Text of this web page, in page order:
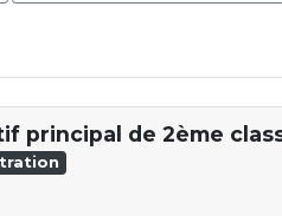
principal de 2ème